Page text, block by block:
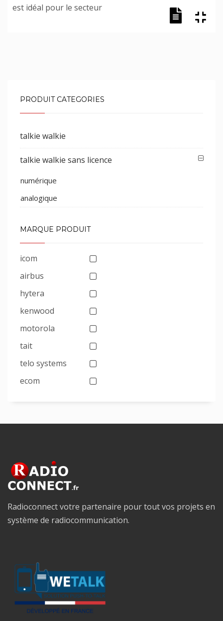
est idéal pour le secteur
PRODUIT CATEGORIES
talkie walkie
talkie walkie sans licence
numérique
analogique
MARQUE PRODUIT
icom
airbus
hytera
kenwood
motorola
tait
telo systems
ecom
Radioconnect votre partenaire pour tout vos projets en
système de radiocommunication.